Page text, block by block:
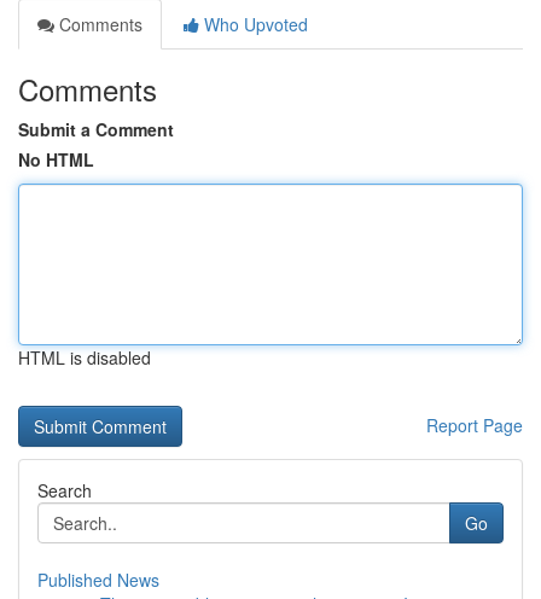
Comments
Who Upvoted
Comments
Submit a Comment
No HTML
HTML is disabled
Report Page
Search
Go
Published News